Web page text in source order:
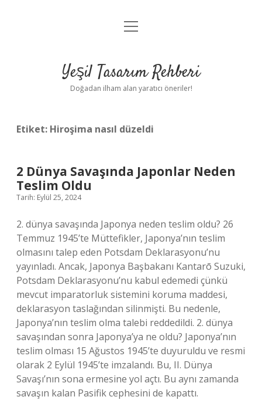
Anasayfa
Yasal Uyarı
menüyü
Yeşil Tasarım Rehberi
Doğadan ilham alan yaratıcı öneriler!
Etiket: Hiroşima nasıl düzeldi
2 Dünya Savaşında Japonlar Neden
Teslim Oldu
Tarih: Eylül 25, 2024
2. dünya savaşında Japonya neden teslim oldu? 26
Temmuz 1945’te Müttefikler, Japonya’nın teslim
olmasını talep eden Potsdam Deklarasyonu’nu
yayınladı. Ancak, Japonya Başbakanı Kantarō Suzuki,
Potsdam Deklarasyonu’nu kabul edemedi çünkü
mevcut imparatorluk sistemini koruma maddesi,
deklarasyon taslağından silinmişti. Bu nedenle,
Japonya’nın teslim olma talebi reddedildi. 2. dünya
savaşından sonra Japonya’ya ne oldu? Japonya’nın
teslim olması 15 Ağustos 1945’te duyuruldu ve resmi
olarak 2 Eylül 1945’te imzalandı. Bu, II. Dünya
Savaşı’nın sona ermesine yol açtı. Bu aynı zamanda
savaşın kalan Pasifik cephesini de kapattı.